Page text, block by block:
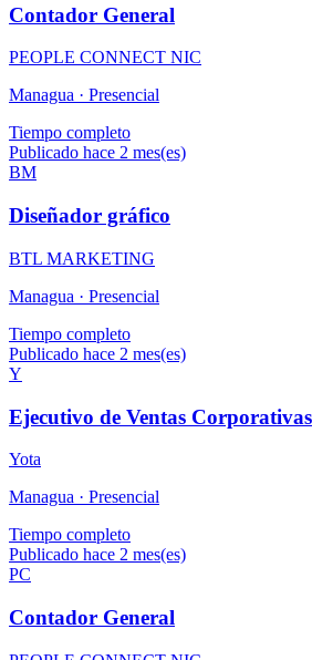
Contador General
PEOPLE CONNECT NIC
Managua · Presencial
Tiempo completo
Publicado hace 2 mes(es)
BM
Diseñador gráfico
BTL MARKETING
Managua · Presencial
Tiempo completo
Publicado hace 2 mes(es)
Y
Ejecutivo de Ventas Corporativas
Yota
Managua · Presencial
Tiempo completo
Publicado hace 2 mes(es)
PC
Contador General